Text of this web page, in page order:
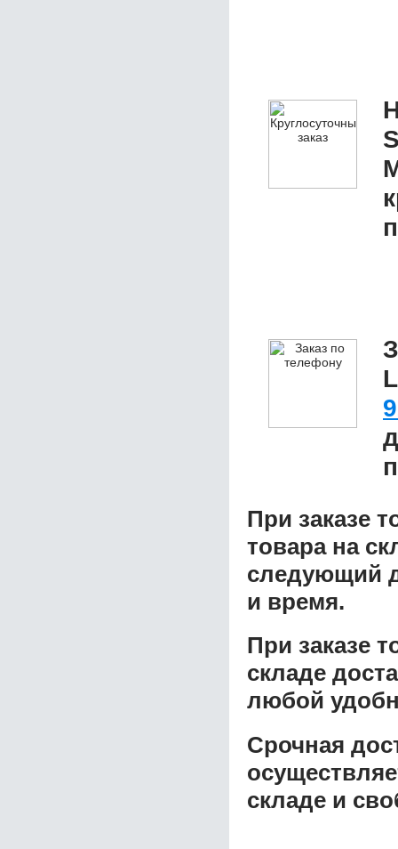
При заказе
товара на
следующий
и время.
При заказе
складе
любой
Срочная
складе и